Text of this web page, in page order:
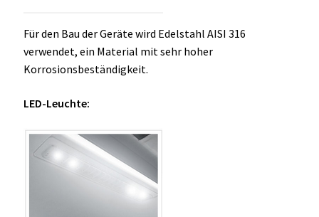
Für den Bau der Geräte wird Edelstahl AISI 316
verwendet, ein Material mit sehr hoher
Korrosionsbeständigkeit.
LED-Leuchte: